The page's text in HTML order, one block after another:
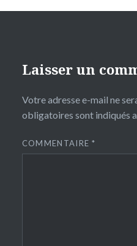
Laisser un
Votre adresse e-mail ne
obligatoires sont indiqués
COMMENTAIRE*